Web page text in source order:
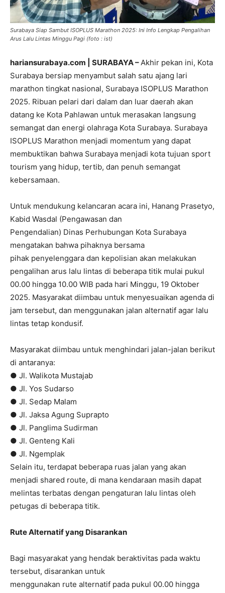
Surabaya Siap Sambut ISOPLUS Marathon 2025: Ini Info Lengkap Pengalihan
Arus Lalu Lintas Minggu Pagi (foto : ist)
hariansurabaya.com | SURABAYA –Akhir pekan ini, Kota
Surabaya bersiap menyambut salah satu ajang lari
marathon tingkat nasional, Surabaya ISOPLUS Marathon
2025. Ribuan pelari dari dalam dan luar daerah akan
datang ke Kota Pahlawan untuk merasakan langsung
semangat dan energi olahraga Kota Surabaya. Surabaya
ISOPLUS Marathon menjadi momentum yang dapat
membuktikan bahwa Surabaya menjadi kota tujuan sport
tourism yang hidup, tertib, dan penuh semangat
kebersamaan.
Untuk mendukung kelancaran acara ini, Hanang Prasetyo,
Kabid Wasdal (Pengawasan dan
Pengendalian) Dinas Perhubungan Kota Surabaya
mengatakan bahwa pihaknya bersama
pihak penyelenggara dan kepolisian akan melakukan
pengalihan arus lalu lintas di beberapa titik mulai pukul
00.00 hingga 10.00 WIB pada hari Minggu, 19 Oktober
2025. Masyarakat diimbau untuk menyesuaikan agenda di
jam tersebut, dan menggunakan jalan alternatif agar lalu
lintas tetap kondusif.
Masyarakat diimbau untuk menghindari jalan-jalan berikut
di antaranya:
● Jl. Walikota Mustajab
● Jl. Yos Sudarso
● Jl. Sedap Malam
● Jl. Jaksa Agung Suprapto
● Jl. Panglima Sudirman
● Jl. Genteng Kali
● Jl. Ngemplak
Selain itu, terdapat beberapa ruas jalan yang akan
menjadi shared route, di mana kendaraan masih dapat
melintas terbatas dengan pengaturan lalu lintas oleh
petugas di beberapa titik.
Rute Alternatif yang Disarankan
Bagi masyarakat yang hendak beraktivitas pada waktu
tersebut, disarankan untuk
menggunakan rute alternatif pada pukul 00.00 hingga